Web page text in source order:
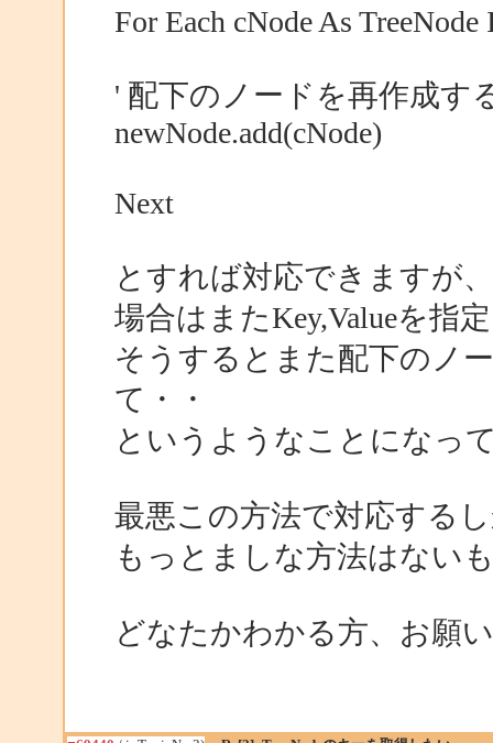
For Each cNode As
' 配下のノードを再作成す
newNode.add(cNode)
Next
とすれば対応できますが
場合はまたKey,Valueを指
そうするとまた配下のノ
て・・
というようなことになっ
最悪この方法で対応する
もっとましな方法はない
どなたかわかる方、お願